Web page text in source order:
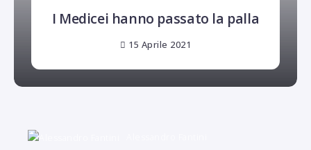
I Medicei hanno passato la palla
15 Aprile 2021